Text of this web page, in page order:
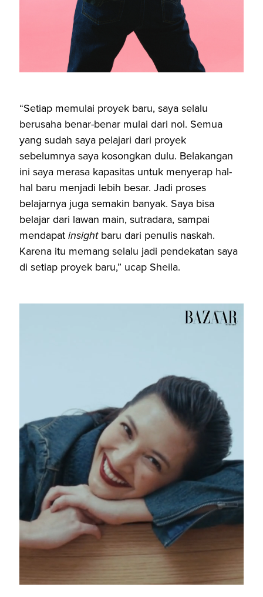
“Setiap memulai proyek baru, saya selalu
berusaha benar-benar mulai dari nol. Semua
yang sudah saya pelajari dari proyek
sebelumnya saya kosongkan dulu. Belakangan
ini saya merasa kapasitas untuk menyerap hal-
hal baru menjadi lebih besar. Jadi proses
belajarnya juga semakin banyak. Saya bisa
belajar dari lawan main, sutradara, sampai
mendapatinsightbaru dari penulis naskah.
Karena itu memang selalu jadi pendekatan saya
di setiap proyek baru,” ucap Sheila.